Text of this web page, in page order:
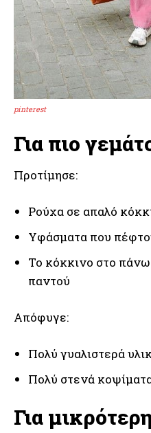
pinterest
Για πιο
Προτίμησε:
Ρούχα σε απαλό
Υφάσματα που
Το κόκκινο στο
παντού
Απόφυγε:
Πολύ γυαλιστερά
Πολύ στενά
Για